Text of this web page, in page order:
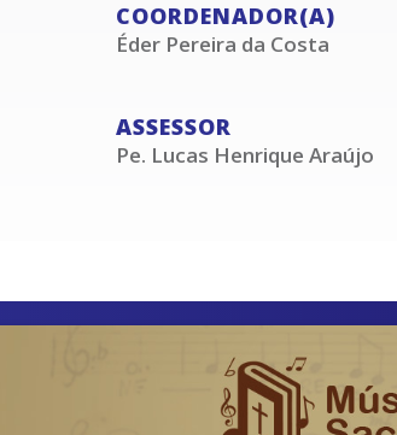
COORDENADOR(A)
Éder Pereira da Costa
ASSESSOR
Pe. Lucas Henrique Araújo